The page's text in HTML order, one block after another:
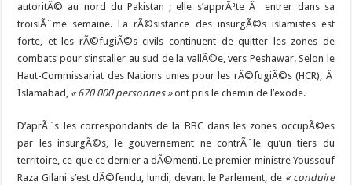
autoritÃ© au nord du Pakistan ; elle s’apprÃªte Ã entrer dans sa
troisiÃ¨me semaine. La rÃ©sistance des insurgÃ©s islamistes est
forte, et les rÃ©fugiÃ©s civils continuent de quitter les zones de
combats pour s’installer au sud de la vallÃ©e, vers Peshawar. Selon le
Haut-Commissariat des Nations unies pour les rÃ©fugiÃ©s (HCR), Ã
Islamabad, « 670 000 personnes »ont pris le chemin de l’exode.
D’aprÃ¨s les correspondants de la BBC dans les zones occupÃ©es
par les insurgÃ©s, le gouvernement ne contrÃ´le qu’un tiers du
territoire, ce que ce dernier a dÃ©menti. Le premier ministre Youssouf
Raza Gilani s’est dÃ©fendu, lundi, devant le Parlement, de « conduire